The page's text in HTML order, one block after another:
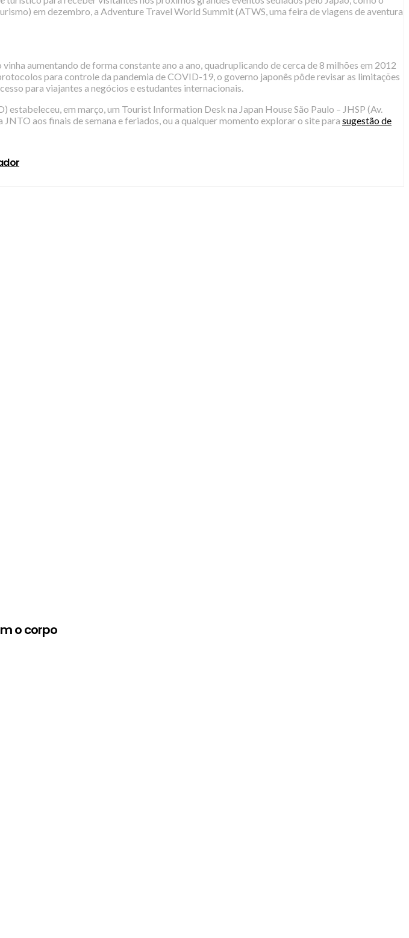
em dezembro, a Adventure Travel World Summit (ATWS, uma feira de viagens de aventura
aumentando de forma constante ano a ano, quadruplicando de cerca de 8 milhões em 2012
para controle da pandemia de COVID-19, o governo japonês pôde revisar as limitações
para viajantes a negócios e estudantes internacionais.
em março, um Tourist Information Desk na Japan House São Paulo – JHSP (Av.
JNTO aos finais de semana e feriados, ou a qualquer momento explorar o site para sugestão de
o corpo